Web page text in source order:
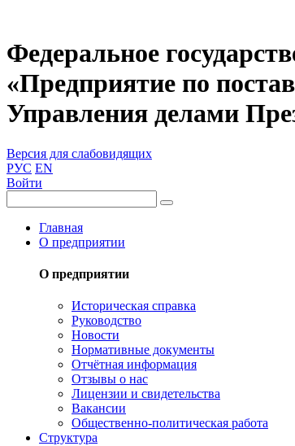
Федеральное
«Предприятие по
Управления делами
Версия для слабовидящих
РУС EN
Войти
Главная
О предприятии
О предприятии
Историческая справка
Руководство
Новости
Нормативные документы
Отчётная информация
Отзывы о нас
Лицензии и свидетельства
Вакансии
Общественно-политическая работа
Структура